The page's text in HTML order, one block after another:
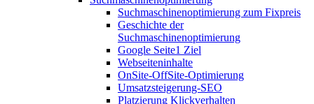
Suchmaschinenoptimierung zum Fixpreis
Geschichte der
Suchmaschinenoptimierung
Google Seite1 Ziel
Webseiteninhalte
OnSite-OffSite-Optimierung
Umsatzsteigerung-SEO
Platzierung Klickverhalten